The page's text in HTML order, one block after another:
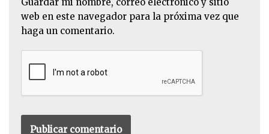
web en este navegador para la próxima vez que
haga un comentario.